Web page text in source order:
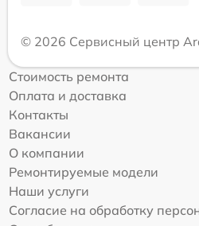
© 2026 Сервисный центр
Стоимость ремонта
Оплата и доставка
Контакты
Вакансии
О компании
Ремонтируемые модели
Наши услуги
Согласие на обработку